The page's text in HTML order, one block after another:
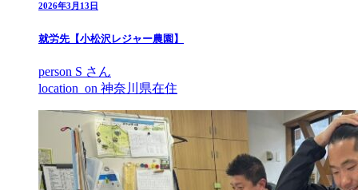
2026年3月13日
就労先【小松沢レジャー農園】
person S さん
location_on 神奈川県在住